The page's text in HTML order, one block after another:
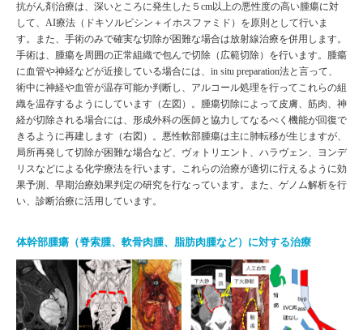
抗がん剤治療は、深いところに発生した５cm以上の悪性度の高い腫瘍に対
して、AI療法（ドキソルビシン＋イホスファミド）を原則として行いま
す。また、手術のみで確実な切除が困難な場合は放射線治療を併用します。
手術は、腫瘍を周囲の正常組織で包んで切除（広範切除）を行います。腫瘍
に血管や神経などが近接している場合には、in situ preparation法と言って、
術中に神経や血管が温存可能か判断し、アルコール処理を行ってこれらの組
織を温存するようにしています（左図）。腫瘍切除によって皮膚、筋肉、神
経が切除される場合には、形成外科の医師と協力してなるべく機能が回復で
きるように再建します（右図）。悪性軟部腫瘍は主に肺転移が生じますが、
局所再発して切除が困難な場合など、ヴォトリエント、ハラヴェン、ヨンデ
リスなどによる化学療法を行います。これらの治療が適切に行えるように効
果予測、早期治療効果判定の研究を行なっています。また、ゲノム解析を行
い、診断治療に活用しています。
体幹部腫瘍（脊索腫、軟骨肉腫、脂肪肉腫など）に対する治療